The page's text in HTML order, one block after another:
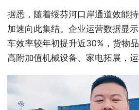
据悉，随着绥芬河口岸通道效能
加速向此集结。企业运营数据显
车效率较年初提升近30% ，货物
高附加值机械设备、家电拓展，运